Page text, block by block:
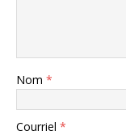
Nom *
Courriel *